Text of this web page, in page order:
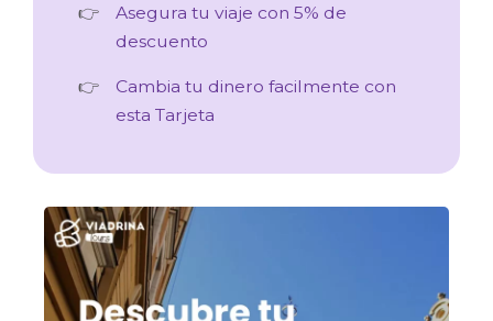
Asegura tu viaje con 5% de
descuento
Cambia tu dinero facilmente con
esta Tarjeta